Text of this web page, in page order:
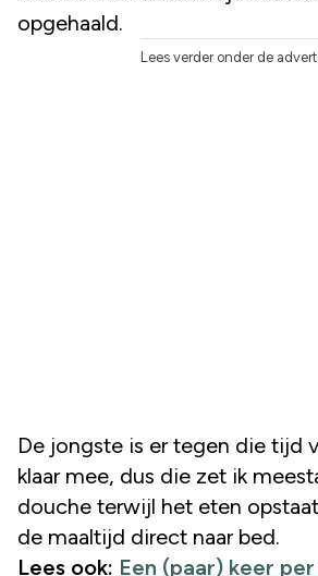
opgehaald.
Lees verder onder de
De jongste is er tegen die tijd
klaar mee, dus die zet ik
douche terwijl het eten
de maaltijd direct naar bed.
Lees ook: Een (paar) keer